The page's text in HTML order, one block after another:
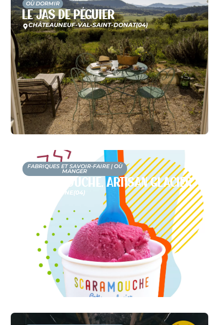
OÙ DORMIR
Le Jas de Péguier
CHÂTEAUNEUF-VAL-SAINT-DONAT(04)
FABRIQUES ET SAVOIR-FAIRE|OÙ
MANGER
Scaramouche, artisan glacier
LA BRILLANNE(04)